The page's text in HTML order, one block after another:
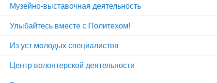
Музейно-выставочная деятельность
Улыбайтесь вместе с Политехом!
Из уст молодых специалистов
Центр волонтерской деятельности